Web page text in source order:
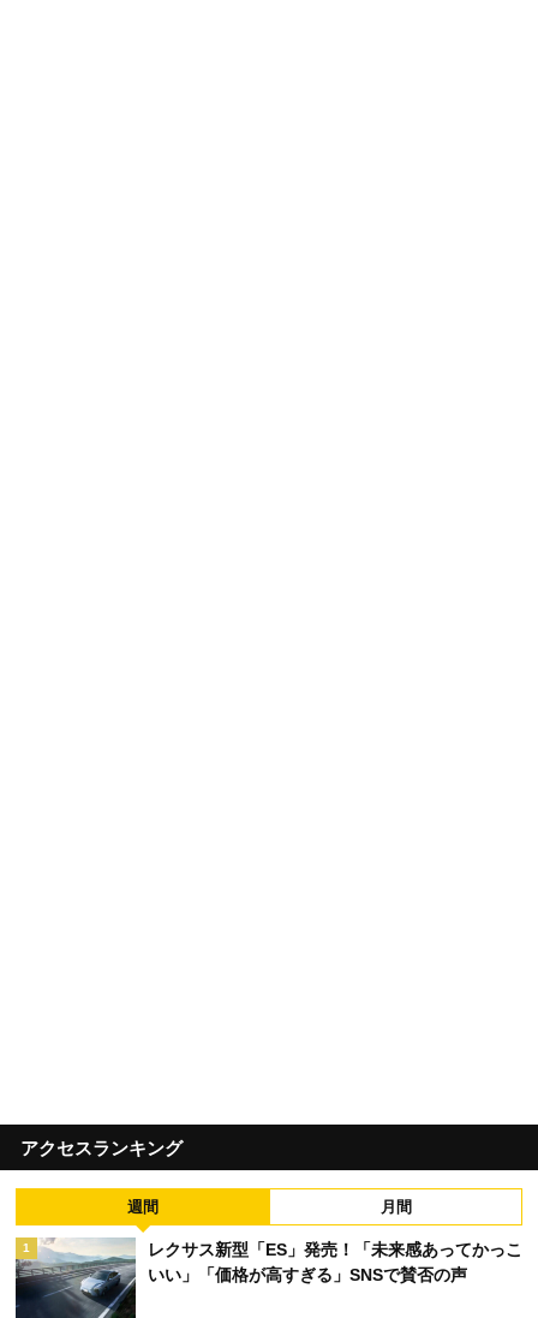
アクセスランキング
週間 月間
1
レクサス新型「ES」発売！「未来感あってかっこ
いい」「価格が高すぎる」SNSで賛否の声